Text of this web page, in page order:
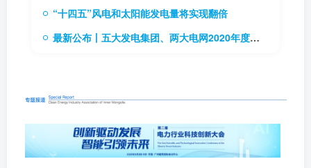
“十四五”风电和太阳能发电量将实现翻倍
最新公布丨五大发电集团、两大电网2020年度企业负责人薪酬情况披露